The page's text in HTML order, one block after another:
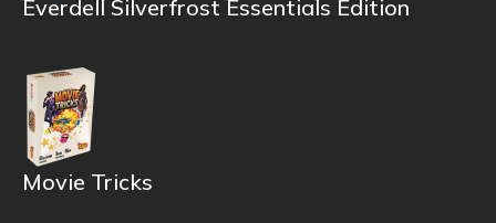
Everdell Silverfrost Essentials Edition
Movie Tricks